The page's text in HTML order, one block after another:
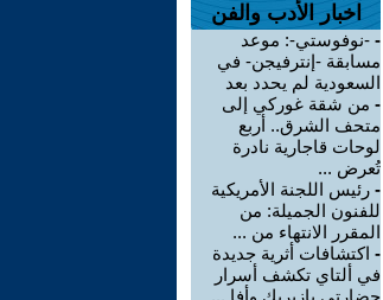
اخبار الأدب والفن
- -نوفوستي-: موعد
مسابقة -إنترفيجن- في
السعودية لم يحدد بعد
- من شقة غوركي إلى
متحف الشرق.. أربع
لوحات قاجارية نادرة
تُعرض ...
- رئيس اللجنة الأمريكية
للفنون الجميلة: من
المقرر الانتهاء من ...
- اكتشافات أثرية جديدة
في ألتاي تكشف أسرار
حضارتي بازيريك وأفا ...